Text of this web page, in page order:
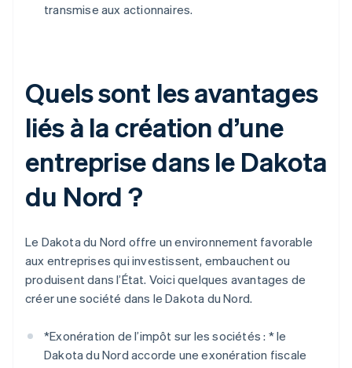
transmise aux actionnaires.
Quels sont les avantages
liés à la création d’une
entreprise dans le Dakota
du Nord ?
Le Dakota du Nord offre un environnement favorable
aux entreprises qui investissent, embauchent ou
produisent dans l’État. Voici quelques avantages de
créer une société dans le Dakota du Nord.
*Exonération de l’impôt sur les sociétés : *le
Dakota du Nord accorde une exonération fiscale